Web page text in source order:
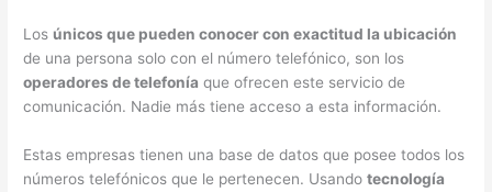
Los únicos que pueden conocer con exactitud la ubicación
de una persona solo con el número telefónico, son los
operadores de telefonía que ofrecen este servicio de
comunicación. Nadie más tiene acceso a esta información.
Estas empresas tienen una base de datos que posee todos los
números telefónicos que le pertenecen. Usandotecnología